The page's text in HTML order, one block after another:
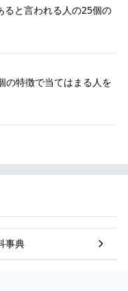
ると言われる人の25個の
の特徴で当てはまる人を
事典